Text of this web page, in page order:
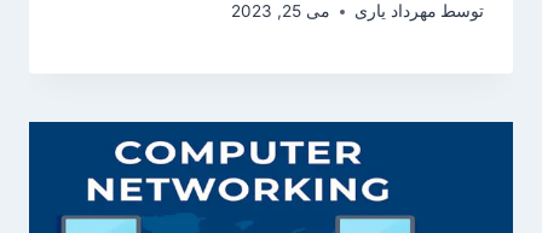
توسط مهرداد یاری می 25, 2023